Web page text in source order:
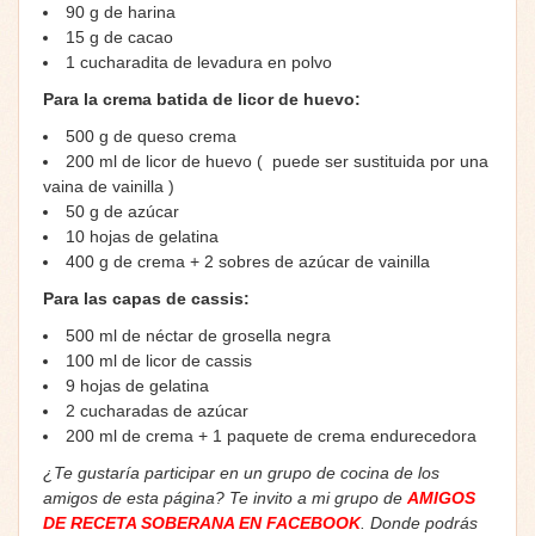
90 g de harina
15 g de cacao
1 cucharadita de levadura en polvo
Para la crema batida de licor de huevo:
500 g de queso crema
200 ml de licor de huevo ( puede ser sustituida por una
vaina de vainilla )
50 g de azúcar
10 hojas de gelatina
400 g de crema + 2 sobres de azúcar de vainilla
Para las capas de cassis:
500 ml de néctar de grosella negra
100 ml de licor de cassis
9 hojas de gelatina
2 cucharadas de azúcar
200 ml de crema + 1 paquete de crema endurecedora
¿Te gustaría participar en un grupo de cocina de los
amigos de esta página? Te invito a mi grupo de AMIGOS
DE RECETA SOBERANA EN FACEBOOK. Donde podrás